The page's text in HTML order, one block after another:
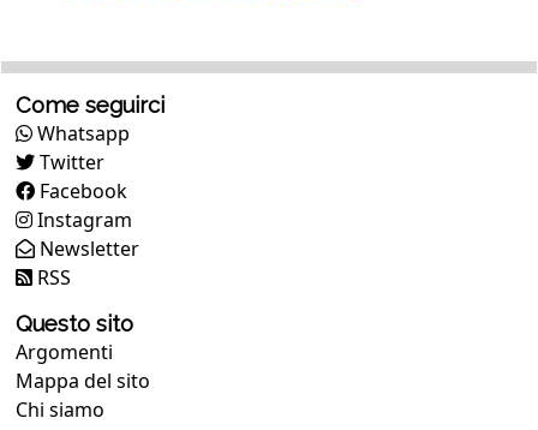
Come seguirci
Whatsapp
Twitter
Facebook
Instagram
Newsletter
RSS
Questo sito
Argomenti
Mappa del sito
Chi siamo